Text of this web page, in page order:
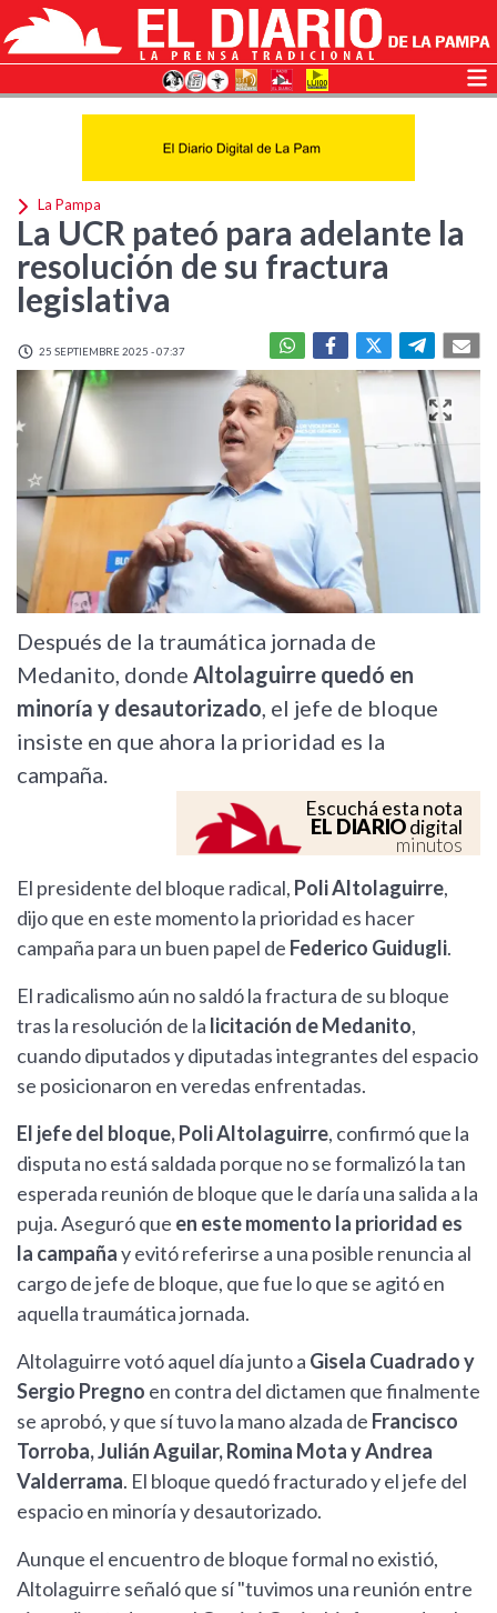
La Pampa
La UCR pateó para adelante la
resolución de su fractura
legislativa
25 SEPTIEMBRE 2025 - 07:37
Después de la traumática jornada de
Medanito, donde Altolaguirre quedó en
minoría y desautorizado, el jefe de bloque
insiste en que ahora la prioridad es la
campaña.
Escuchá esta nota
EL DIARIOdigital
minutos
El presidente del bloque radical, Poli Altolaguirre,
dijo que en este momento la prioridad es hacer
campaña para un buen papel de Federico Guidugli.
El radicalismo aún no saldó la fractura de su bloque
tras la resolución de la licitación de Medanito,
cuando diputados y diputadas integrantes del espacio
se posicionaron en veredas enfrentadas.
El jefe del bloque, Poli Altolaguirre, confirmó que la
disputa no está saldada porque no se formalizó la tan
esperada reunión de bloque que le daría una salida a la
puja. Aseguró que en este momento la prioridad es
la campañay evitó referirse a una posible renuncia al
cargo de jefe de bloque, que fue lo que se agitó en
aquella traumática jornada.
Altolaguirre votó aquel día junto a Gisela Cuadrado y
Sergio Pregno en contra del dictamen que finalmente
se aprobó, y que sí tuvo la mano alzada de Francisco
Torroba, Julián Aguilar, Romina Mota y Andrea
Valderrama. El bloque quedó fracturado y el jefe del
espacio en minoría y desautorizado.
Aunque el encuentro de bloque formal no existió,
Altolaguirre señaló que sí "tuvimos una reunión entre